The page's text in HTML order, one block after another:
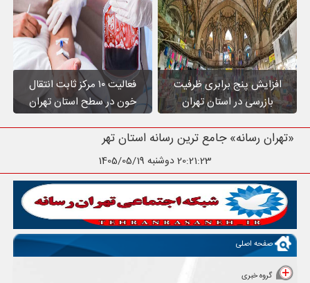
افزایش پنج برابری ظرفیت
بازرسی در استان تهران
فعالیت ۱۰ مرکز ثابت انتقال
خون در سطح استان تهران
«تهران رسانه» جامع ترین رسانه استان تهرا
20:21:24 دوشنبه 1405/05/19
صفحه اصلی
گروه خبری